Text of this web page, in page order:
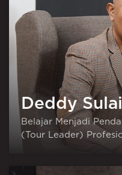
Deddy
Belajar Menjadi
(Tour Leader)